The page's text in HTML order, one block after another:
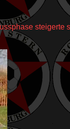
steigerte